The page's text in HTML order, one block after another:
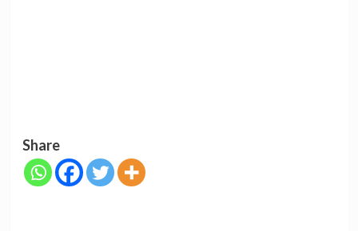
Share